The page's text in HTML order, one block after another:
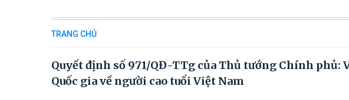
TRANG CHỦ
Quyết định số 971/QĐ-TTg của Thủ tướng Chính phủ:
Quốc gia về người cao tuổi Việt Nam